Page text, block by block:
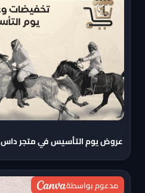
عروض يوم التأسيس في متجر داس
مدعوم بواسطة